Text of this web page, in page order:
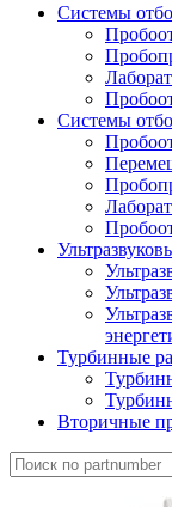
Системы
Системы
Турбинные
Вторичные